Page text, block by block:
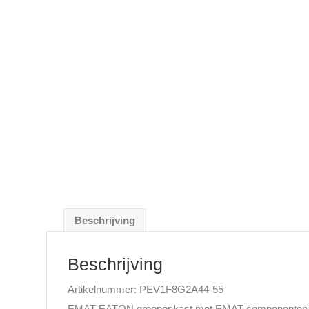
Beschrijving
Beschrijving
Artikelnummer: PEV1F8G2A44-55